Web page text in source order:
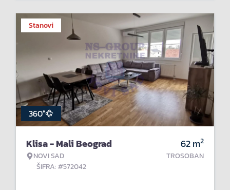
Stanovi
360°
Klisa - Mali Beograd
NOVI SAD
ŠIFRA: #572042
62m2
TROSOBAN